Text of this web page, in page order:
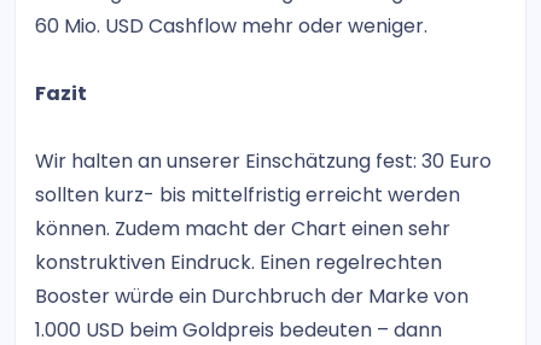
60 Mio. USD Cashflow mehr oder weniger.
Fazit
Wir halten an unserer Einschätzung fest: 30 Euro
sollten kurz- bis mittelfristig erreicht werden
können. Zudem macht der Chart einen sehr
konstruktiven Eindruck. Einen regelrechten
Booster würde ein Durchbruch der Marke von
1.000 USD beim Goldpreis bedeuten – dann